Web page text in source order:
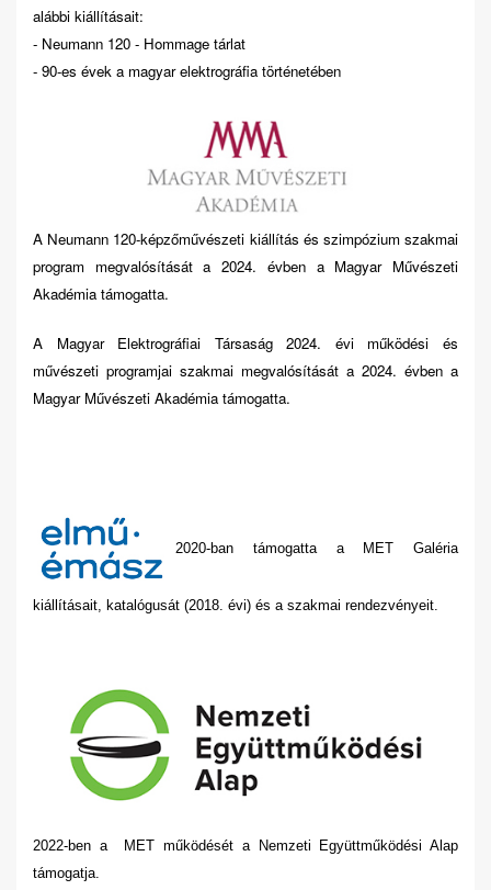
alábbi kiállításait:
- Neumann 120 - Hommage tárlat
- 90-es évek a magyar elektrográfia történetében
A Neumann 120-képzőművészeti kiállítás és szimpózium szakmai
program megvalósítását a 2024. évben a Magyar Művészeti
Akadémia támogatta.
A Magyar Elektrográfiai Társaság 2024. évi működési és
művészeti programjai szakmai megvalósítását a 2024. évben a
Magyar Művészeti Akadémia támogatta.
2020-ban támogatta a MET Galéria
kiállításait, katalógusát (2018. évi) és a szakmai rendezvényeit.
2022-ben a MET működését a Nemzeti Együttműködési Alap
támogatja.